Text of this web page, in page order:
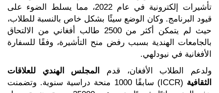
تأشيرات إلكترونية في عام 2022، مما يسلط الضوء على
قيود البرنامج. وكان الوضع سيئًا بشكل خاص بالنسبة للطلاب،
حيث لم يتمكن أكثر من 2500 طالب أفغاني من الالتحاق
بالجامعات الهندية بسبب رفض منح التأشيرة، وفقًا للسفارة
الأفغانية في نيودلهي.
ولدعم الطلاب الأفغان، قدم
المجلس الهندي للعلاقات
الثقافية
(ICCR) سابقًا 1000 منحة دراسية سنوية. وتضمنت